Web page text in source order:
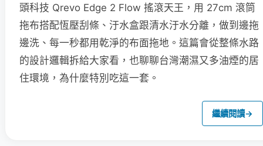
頭科技 Qrevo Edge 2 Flow 搖滾天王，用 27cm 滾筒
拖布搭配恆壓刮條、汙水盒跟清水汙水分離，做到邊拖
邊洗、每一秒都用乾淨的布面拖地。這篇會從整條水路
的設計邏輯拆給大家看，也聊聊台灣潮濕又多油煙的居
住環境，為什麼特別吃這一套。
繼續閱讀→